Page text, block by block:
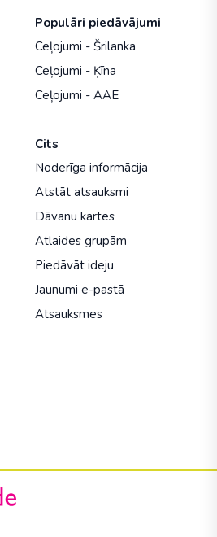
Populāri piedāvājumi
Ceļojumi - Šrilanka
Ceļojumi - Ķīna
Ceļojumi - AAE
Cits
Noderīga informācija
Atstāt atsauksmi
Dāvanu kartes
Atlaides grupām
Piedāvāt ideju
Jaunumi e-pastā
Atsauksmes